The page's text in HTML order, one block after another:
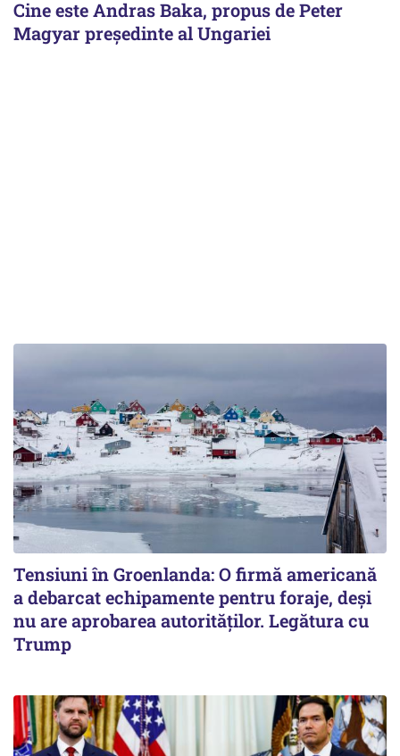
Cine este Andras Baka, propus de Peter
Magyar președinte al Ungariei
Tensiuni în Groenlanda: O firmă americană
a debarcat echipamente pentru foraje, deși
nu are aprobarea autorităților. Legătura cu
Trump